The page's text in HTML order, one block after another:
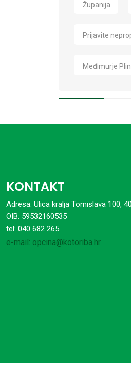
Županija
Prijavite
Međimurje Plin
KONTAKT
Adresa: Ulica kralja Tomislava 100,
OIB: 59532160535
tel: 040 682 265
e-mail: opcina@kotoriba.hr